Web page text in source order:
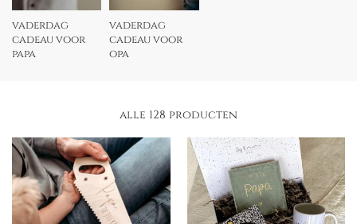
vaderdag
cadeau voor
papa
vaderdag
cadeau voor
opa
alle 128 producten